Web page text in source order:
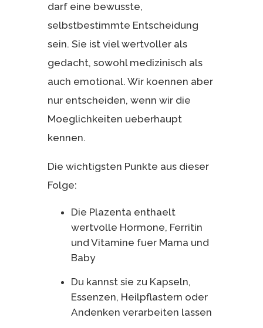
darf eine bewusste,
selbstbestimmte Entscheidung
sein. Sie ist viel wertvoller als
gedacht, sowohl medizinisch als
auch emotional. Wir koennen aber
nur entscheiden, wenn wir die
Moeglichkeiten ueberhaupt
kennen.
Die wichtigsten Punkte aus dieser
Folge:
Die Plazenta enthaelt
wertvolle Hormone, Ferritin
und Vitamine fuer Mama und
Baby
Du kannst sie zu Kapseln,
Essenzen, Heilpflastern oder
Andenken verarbeiten lassen